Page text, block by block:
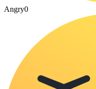
Angry0